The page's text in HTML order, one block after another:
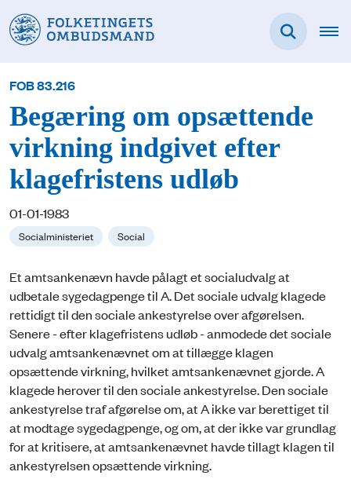
FOB 83.216
Begæring om opsættende
virkning indgivet efter
klagefristens udløb
01-01-1983
Socialministeriet Social
Et amtsankenævn havde pålagt et socialudvalg at
udbetale sygedagpenge til A. Det sociale udvalg klagede
rettidigt til den sociale ankestyrelse over afgørelsen.
Senere - efter klagefristens udløb - anmodede det sociale
udvalg amtsankenævnet om at tillægge klagen
opsættende virkning, hvilket amtsankenævnet gjorde. A
klagede herover til den sociale ankestyrelse. Den sociale
ankestyrelse traf afgørelse om, at A ikke var berettiget til
at modtage sygedagpenge, og om, at der ikke var grundlag
for at kritisere, at amtsankenævnet havde tillagt klagen til
ankestyrelsen opsættende virkning.